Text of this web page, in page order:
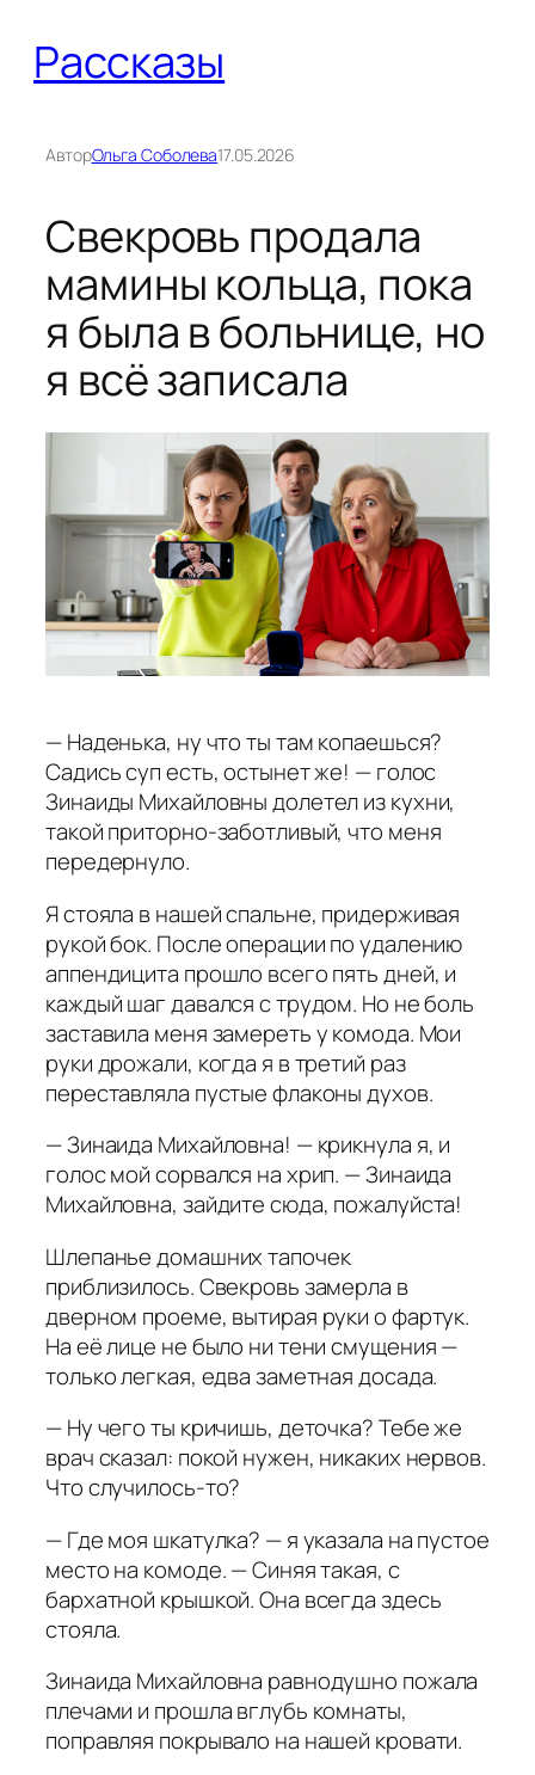
содержимому
Рассказы
АвторОльга Соболева17.05.2026
Свекровь продала
мамины кольца, пока
я была в больнице, но
я всё записала
— Наденька, ну что ты там копаешься?
Садись суп есть, остынет же! — голос
Зинаиды Михайловны долетел из кухни,
такой приторно-заботливый, что меня
передернуло.
Я стояла в нашей спальне, придерживая
рукой бок. После операции по удалению
аппендицита прошло всего пять дней, и
каждый шаг давался с трудом. Но не боль
заставила меня замереть у комода. Мои
руки дрожали, когда я в третий раз
переставляла пустые флаконы духов.
— Зинаида Михайловна! — крикнула я, и
голос мой сорвался на хрип. — Зинаида
Михайловна, зайдите сюда, пожалуйста!
Шлепанье домашних тапочек
приблизилось. Свекровь замерла в
дверном проеме, вытирая руки о фартук.
На её лице не было ни тени смущения —
только легкая, едва заметная досада.
— Ну чего ты кричишь, деточка? Тебе же
врач сказал: покой нужен, никаких нервов.
Что случилось-то?
— Где моя шкатулка? — я указала на пустое
место на комоде. — Синяя такая, с
бархатной крышкой. Она всегда здесь
стояла.
Зинаида Михайловна равнодушно пожала
плечами и прошла вглубь комнаты,
поправляя покрывало на нашей кровати.